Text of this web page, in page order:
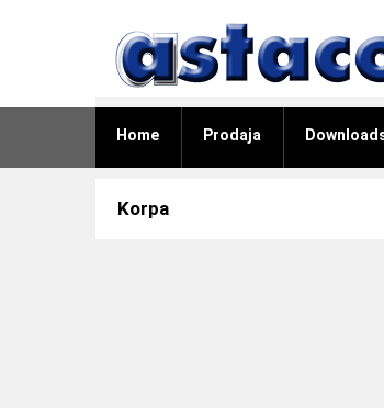
Home Prodaja
Korpa